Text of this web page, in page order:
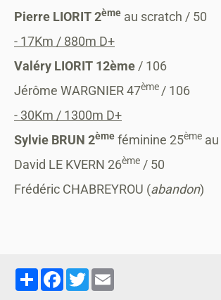
Pierre LIORIT 2ème au scratch / 50
- 17Km / 880m D+
Valéry LIORIT 12ème / 106
Jérôme WARGNIER 47ème / 106
- 30Km / 1300m D+
Sylvie BRUN 2ème féminine 25ème
David LE KVERN 26ème / 50
Frédéric CHABREYROU (abandon)
PartagerFacebook
Twitter